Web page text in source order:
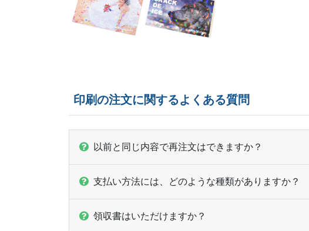
6,000部
印刷の注文に関するよくある質問
以前と同じ内容で再注文はできますか？
支払い方法には、どのような種類がありますか？
領収書はいただけますか？